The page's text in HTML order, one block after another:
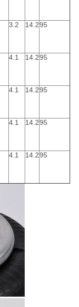
3.2 14.295
4.1 14.295
4.1 14.295
4.1 14.295
4.1 14.295